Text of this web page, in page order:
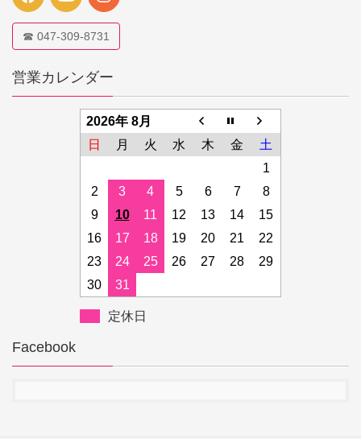
☎ 047-309-8731
営業カレンダー
2026年 8月
日
月 火 水 木 金
土
1
2
3 4 5 6 7
8
9
10 11 12 13 14
15
16
17 18 19 20 21
22
23
24 25 26 27 28
29
30
31
定休日
Facebook